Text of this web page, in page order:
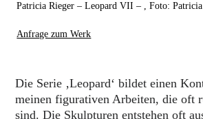
Patricia Rieger – Leopard VII – , Foto:
Anfrage zum Werk
Die Serie ‚Leopard‘ bildet einen
meinen figurativen Arbeiten, die oft
sind. Die Skulpturen entstehen oft